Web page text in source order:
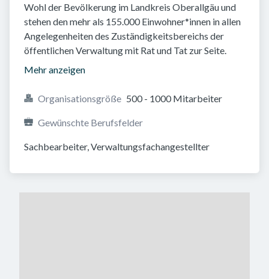
Wohl der Bevölkerung im Landkreis Oberallgäu und
stehen den mehr als 155.000 Einwohner*innen in allen
Angelegenheiten des Zuständigkeitsbereichs der
öffentlichen Verwaltung mit Rat und Tat zur Seite.
Mehr anzeigen
Organisationsgröße 500 - 1000 Mitarbeiter
Gewünschte Berufsfelder
Sachbearbeiter, Verwaltungsfachangestellter